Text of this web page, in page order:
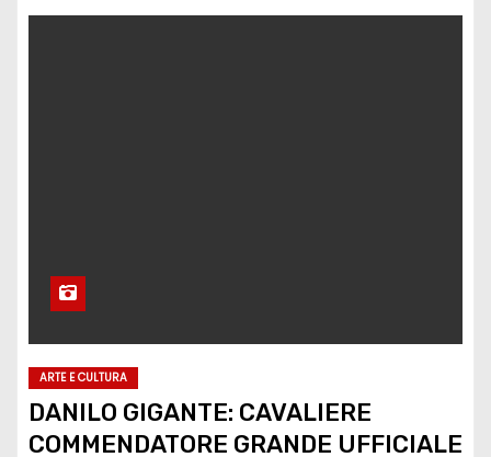
ARTE E CULTURA
DANILO GIGANTE: CAVALIERE
COMMENDATORE GRANDE UFFICIALE